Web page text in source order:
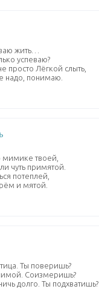
жить…
успеваю?
просто Лёгкой слыть,
надо, понимаю.
мимике твоей,
чуть примятой.
потеплей,
и мятой.
Ты поверишь?
Соизмеришь?
долго. Ты подхватишь?